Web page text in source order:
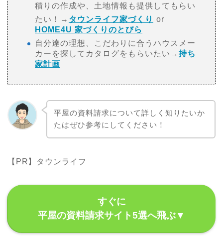
積りの作成や、土地情報も提供してもらい
たい！→ タウンライフ家づくり or
HOME4U 家づくりのとびら
自分達の理想、こだわりに合うハウスメー
カーを探してカタログをもらいたい→ 持ち
家計画
平屋の資料請求について詳しく知りたいか
たはぜひ参考にしてください！
【PR】タウンライフ
すぐに
平屋の資料請求サイト5選へ飛ぶ▼